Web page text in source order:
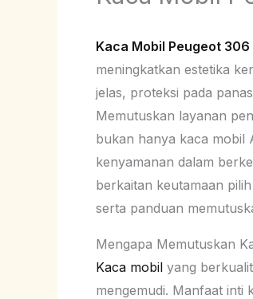
Kaca Mobil Peugeot 306
meningkatkan estetika
jelas, proteksi pada
Memutuskan layanan
bukan hanya kaca mobil
kenyamanan dalam
berkaitan keutamaan
serta panduan
Mengapa Memutuskan
Kaca mobil yang
mengemudi. Manfaat inti